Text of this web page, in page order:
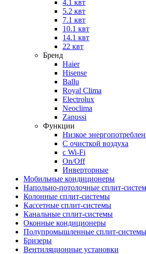
4.1 квт
5.2 квт
7.1 квт
10.1 квт
14.1 квт
22 квт
Бренд
Haier
Hisense
Ballu
Royal Clima
Electrolux
Neoclima
Zanussi
Функции
Низкое
С очисткой воздуха
с Wi-Fi
On/Off
Инверторные
Мобильные кондиционеры
Напольно-потолоч​ные ​сплит-
Колонные ​​сплит-системы
Кассетные сплит-системы
Канальные сплит-системы
Оконные кондиционеры
Полупромышленные сплит-системы
Бризеры
Вентиляционные установки